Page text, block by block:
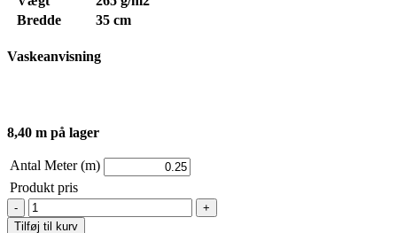
Bredde
35 cm
Vaskeanvisning
8,40 m på lager
Antal Meter (m)
Produkt pris
Rib
Jersey
Tilføj til kurv